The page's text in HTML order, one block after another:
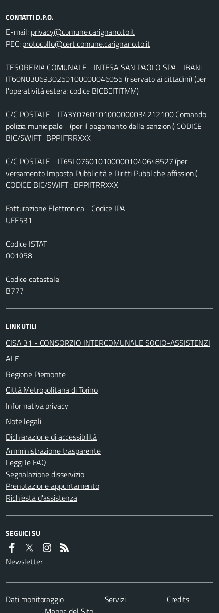
CONTATTI D.P.O.
E-mail:
PEC:
TESORERIA COMUNALE - INTESA SAN PAOLO SPA - IBAN:
IT60N0306930250100000046055 (riservato ai cittadini) (per
l'operatività estera: codice BICBCITITMM)
C/C POSTALE - IT43Y0760101000000034212100 Comando
polizia municipale - (per il pagamento delle sanzioni) CODICE
BIC/SWIFT : BPPIITRRXXX
C/C POSTALE - IT65L0760101000001040648527 (per
versamento Imposta Pubblicità e Diritti Pubbliche affissioni)
CODICE BIC/SWIFT : BPPIITRRXXX
Fatturazione Elettronica - Codice IPA
UFE531
Codice ISTAT
001058
Codice catastale
B777
LINK UTILI
CISA 31 - CONSORZIO INTERCOMUNALE SOCIO-ASSISTENZI
ALE
Regione Piemonte
Città Metropolitana di Torino
Informativa privacy
Note legali
Dichiarazione di accessibilità
Amministrazione trasparente
Leggi le FAQ
Segnalazione disservizio
Prenotazione appuntamento
Richiesta d'assistenza
SEGUICI SU
Newsletter
Dati monitoraggio Servizi
Credits